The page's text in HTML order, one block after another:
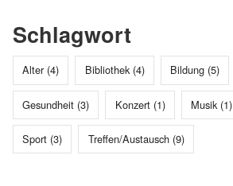
Schlagwort
Alter (4) Bibliothek (4) Bildung (5)
Gesundheit (3) Konzert (1) Musik (1)
Sport (3) Treffen/Austausch (9)